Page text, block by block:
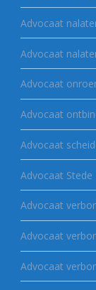
Advocaat
Advocaat
Advocaat
Advocaat
Advocaat
Advocaat Stede
Advocaat
Advocaat
Advocaat